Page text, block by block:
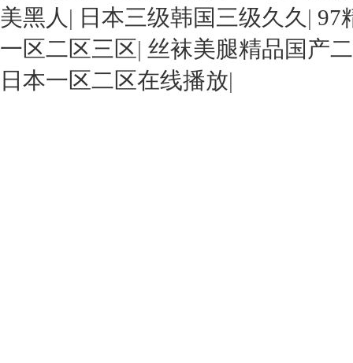
美黑人 | 日本三级韩国三级久久 | 97
一区二区三区| 丝袜美腿精品国产
日本一区二区在线播放|